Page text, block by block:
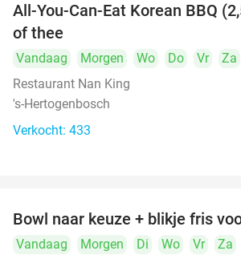
All-You-Can-Eat Korean BBQ
of thee
Vandaag Morgen Wo Do Vr
Za
Restaurant Nan King
's-Hertogenbosch
Verkocht: 433
Bowl naar keuze + blikje fris
Vandaag Morgen Di Wo Vr
Za